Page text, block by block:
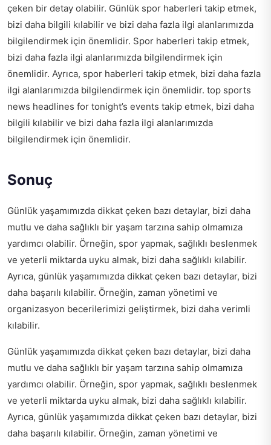
çeken bir detay olabilir. Günlük spor haberleri takip etmek,
bizi daha bilgili kılabilir ve bizi daha fazla ilgi alanlarımızda
bilgilendirmek için önemlidir. Spor haberleri takip etmek,
bizi daha fazla ilgi alanlarımızda bilgilendirmek için
önemlidir. Ayrıca, spor haberleri takip etmek, bizi daha fazla
ilgi alanlarımızda bilgilendirmek için önemlidir. top sports
news headlines for tonight’s events takip etmek, bizi daha
bilgili kılabilir ve bizi daha fazla ilgi alanlarımızda
bilgilendirmek için önemlidir.
Sonuç
Günlük yaşamımızda dikkat çeken bazı detaylar, bizi daha
mutlu ve daha sağlıklı bir yaşam tarzına sahip olmamıza
yardımcı olabilir. Örneğin, spor yapmak, sağlıklı beslenmek
ve yeterli miktarda uyku almak, bizi daha sağlıklı kılabilir.
Ayrıca, günlük yaşamımızda dikkat çeken bazı detaylar, bizi
daha başarılı kılabilir. Örneğin, zaman yönetimi ve
organizasyon becerilerimizi geliştirmek, bizi daha verimli
kılabilir.
Günlük yaşamımızda dikkat çeken bazı detaylar, bizi daha
mutlu ve daha sağlıklı bir yaşam tarzına sahip olmamıza
yardımcı olabilir. Örneğin, spor yapmak, sağlıklı beslenmek
ve yeterli miktarda uyku almak, bizi daha sağlıklı kılabilir.
Ayrıca, günlük yaşamımızda dikkat çeken bazı detaylar, bizi
daha başarılı kılabilir. Örneğin, zaman yönetimi ve